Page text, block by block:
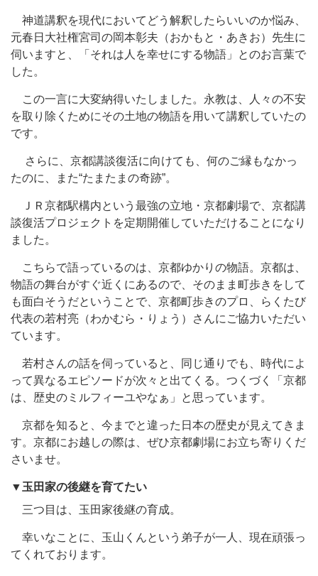
神道講釈を現代においてどう解釈したらいいのか悩み、
元春日大社権宮司の岡本彰夫（おかもと・あきお）先生に
伺いますと、「それは人を幸せにする物語」とのお言葉で
した。
この一言に大変納得いたしました。永教は、人々の不安
を取り除くためにその土地の物語を用いて講釈していたの
です。
さらに、京都講談復活に向けても、何のご縁もなかっ
たのに、また“たまたまの奇跡”。
ＪＲ京都駅構内という最強の立地・京都劇場で、京都講
談復活プロジェクトを定期開催していただけることになり
ました。
こちらで語っているのは、京都ゆかりの物語。京都は、
物語の舞台がすぐ近くにあるので、そのまま町歩きをして
も面白そうだということで、京都町歩きのプロ、らくたび
代表の若村亮（わかむら・りょう）さんにご協力いただい
ています。
若村さんの話を伺っていると、同じ通りでも、時代によ
って異なるエピソードが次々と出てくる。つくづく「京都
は、歴史のミルフィーユやなぁ」と思っています。
京都を知ると、今までと違った日本の歴史が見えてきま
す。京都にお越しの際は、ぜひ京都劇場にお立ち寄りくだ
さいませ。
▼ 玉田家の後継を育てたい
三つ目は、玉田家後継の育成。
幸いなことに、玉山くんという弟子が一人、現在頑張っ
てくれております。